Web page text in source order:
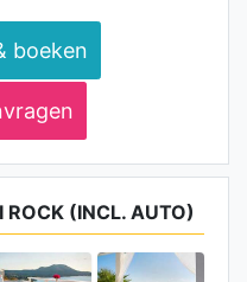
boeken
(INCL. AUTO)